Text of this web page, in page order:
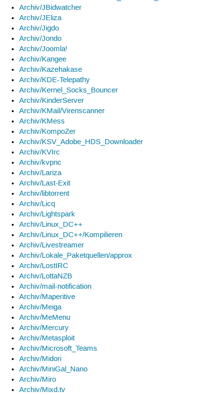
Archiv/JBidwatcher
Archiv/JEliza
Archiv/Jigdo
Archiv/Jondo
Archiv/Joomla!
Archiv/Kangee
Archiv/Kazehakase
Archiv/KDE-Telepathy
Archiv/Kernel_Socks_Bouncer
Archiv/KinderServer
Archiv/KMail/Virenscanner
Archiv/KMess
Archiv/KompoZer
Archiv/KSV_Adobe_HDS_Downloader
Archiv/KVIrc
Archiv/kvpnc
Archiv/Lariza
Archiv/Last-Exit
Archiv/libtorrent
Archiv/Licq
Archiv/Lightspark
Archiv/Linux_DC++
Archiv/Linux_DC++/Kompilieren
Archiv/Livestreamer
Archiv/Lokale_Paketquellen/approx
Archiv/LostIRC
Archiv/LottaNZB
Archiv/mail-notification
Archiv/Maperitive
Archiv/Meiga
Archiv/MeMenu
Archiv/Mercury
Archiv/Metasploit
Archiv/Microsoft_Teams
Archiv/Midori
Archiv/MiniGal_Nano
Archiv/Miro
Archiv/Mixd.tv